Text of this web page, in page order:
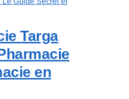
Targa
en